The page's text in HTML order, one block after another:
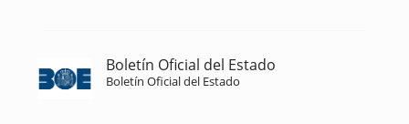
Boletín Oficial del Estado
Boletín Oficial del Estado